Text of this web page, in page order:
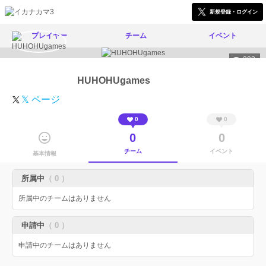
新規登録・ログイン
プレイヤー チーム イベント
293
HUHOHUgames
𝕏 ページ
基本情報
0
0
チーム
0
0
イベント
所属中 （ 0 ）
所属中のチームはありません
申請中 （ 0 ）
申請中のチームはありません